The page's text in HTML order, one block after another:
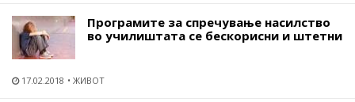
Програмите за спречување насилство
во училиштата се бескорисни и штетни
17.02.2018 ЖИВОТ